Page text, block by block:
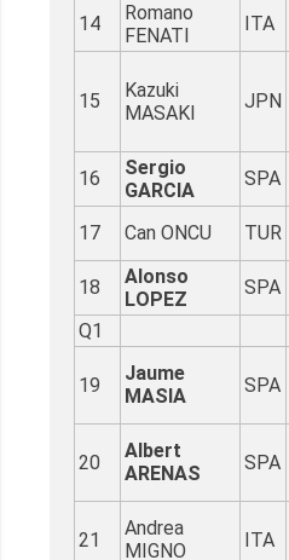
14
Romano
FENATI
ITA
15
Kazuki
MASAKI
JPN
16
Sergio
GARCIA
SPA
17 Can ONCU TUR
18
Alonso
LOPEZ
SPA
Q1
19
Jaume
MASIA
SPA
20
Albert
ARENAS
SPA
21
Andrea
MIGNO
ITA